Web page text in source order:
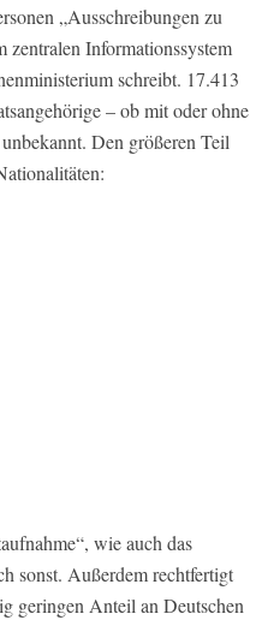
„Ausschreibungen zu
Informationssystem
schreibt. 17.413
– ob mit oder ohne
Den größeren Teil
wie auch das
sonst. Außerdem rechtfertigt
geringen Anteil an Deutschen